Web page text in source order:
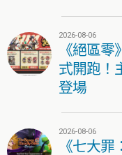
2026-08-06
《絕區零
式開跑！
登場
2026-08-06
《七大